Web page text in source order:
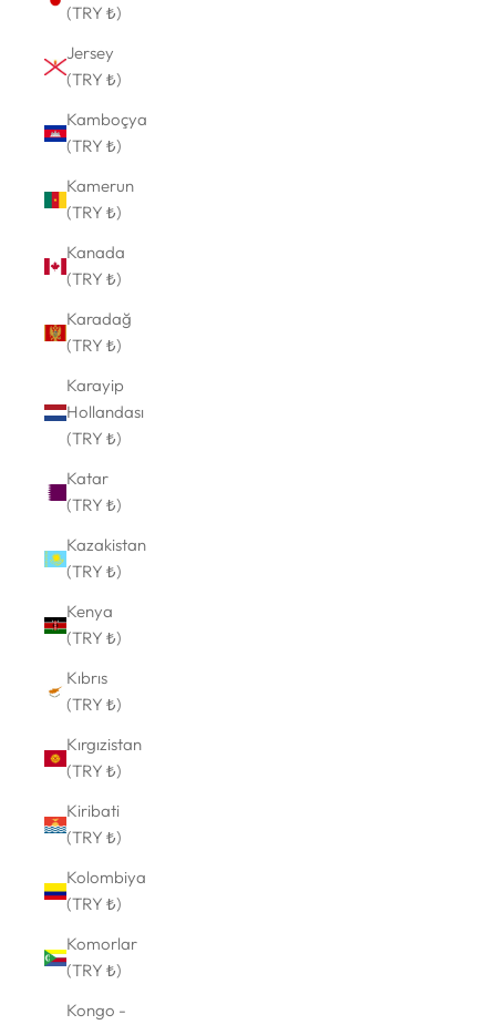
(TRY ₺)
Jersey
(TRY ₺)
Kamboçya
(TRY ₺)
Kamerun
(TRY ₺)
Kanada
(TRY ₺)
Karadağ
(TRY ₺)
Karayip
Hollandası
(TRY ₺)
Katar
(TRY ₺)
Kazakistan
(TRY ₺)
Kenya
(TRY ₺)
Kıbrıs
(TRY ₺)
Kırgızistan
(TRY ₺)
Kiribati
(TRY ₺)
Kolombiya
(TRY ₺)
Komorlar
(TRY ₺)
Kongo -